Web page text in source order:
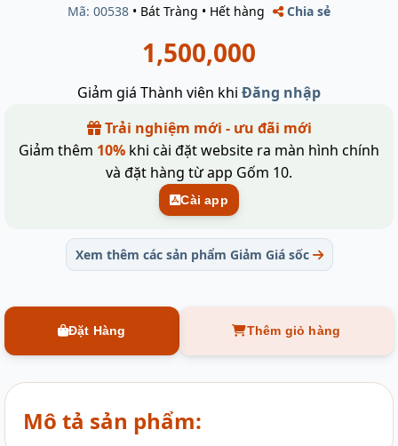
Mã: 00538 • Bát Tràng • Hết hàng Chia sẻ
1,500,000
Giảm giá Thành viên khi Đăng nhập
Trải nghiệm mới - ưu đãi mới
Giảm thêm 10% khi cài đặt website ra màn hình chính
và đặt hàng từ app Gốm 10.
Cài app
Xem thêm các sản phẩm Giảm Giá sốc
Đặt Hàng Thêm giỏ hàng
Mô tả sản phẩm: